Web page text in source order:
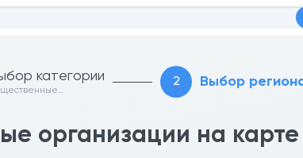
категории Выбор
организации на